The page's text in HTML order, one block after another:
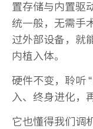
置存储与内置驱
统一般，无需手
过外部设备，就
内植入体。
硬件不变，聆听
入、终身进化，
它也懂得我们调